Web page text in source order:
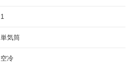
1
単気筒
空冷